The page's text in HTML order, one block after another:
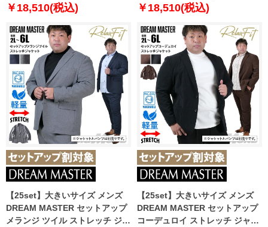
にくい ty-mois-jk-l
￥18,510(税込)
シャブル イージーケア ライフス
￥18,510(税込)
【25set】大きいサイズ メンズ
DREAM MASTER セットアップ
メランジ ツイル ストレッチ ジャ
【25set】大きいサイズ メンズ
DREAM MASTER セットアップ
コーデュロイ ストレッチ ジャケ